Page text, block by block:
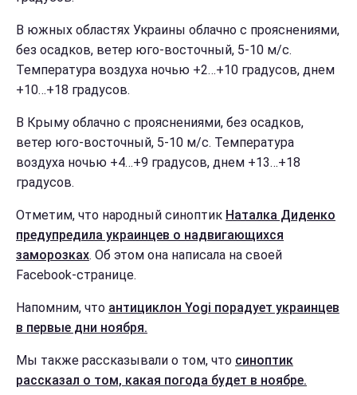
В южных областях Украины облачно с прояснениями,
без осадков, ветер юго-восточный, 5-10 м/с.
Температура воздуха ночью +2…+10 градусов, днем
+10…+18 градусов.
В Крыму облачно с прояснениями, без осадков,
ветер юго-восточный, 5-10 м/с. Температура
воздуха ночью +4…+9 градусов, днем +13…+18
градусов.
Отметим, что народный синоптик Наталка Диденко
предупредила украинцев о надвигающихся
заморозках. Об этом она написала на своей
Facebook-странице.
Напомним, что антициклон Yogi порадует украинцев
в первые дни ноября.
Мы также рассказывали о том, что синоптик
рассказал о том, какая погода будет в ноябре.